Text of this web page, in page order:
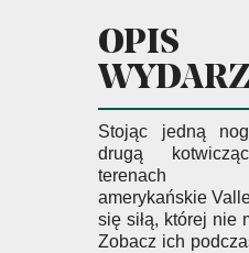
OPIS
Stojąc jedną
drugą
terenach
amerykańskie
się siłą, której nie
Zobacz ich